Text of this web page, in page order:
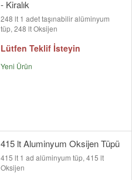
- Kiralık
248 lt 1 adet taşınabilir alüminyum
tüp, 248 lt Oksijen
Lütfen Teklif İsteyin
Yeni Ürün
415 lt Aluminyum Oksijen Tüpü
415 lt 1 ad alüminyum tüp, 415 lt
Oksijen